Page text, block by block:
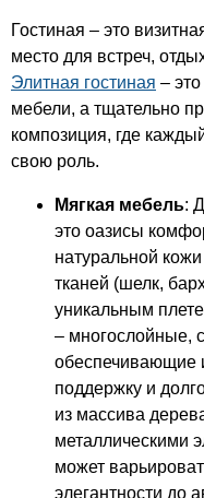
Гостиная – это
место для встреч,
Элитная гостиная –
мебели, а тщательно
композиция, где
свою роль.
Мягкая мебель:
это оазисы
натуральной
тканей (шелк,
уникальным
– многослойные,
обеспечивающие
поддержку и
из массива
металлическими
может
элегантности до